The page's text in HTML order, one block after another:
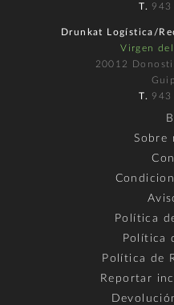
T. 943
Drunkat Logística/
Virgen
20012
T. 943
Sobre
Política
Política
Política de
Reportar